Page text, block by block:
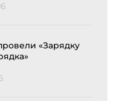
«Зарядку